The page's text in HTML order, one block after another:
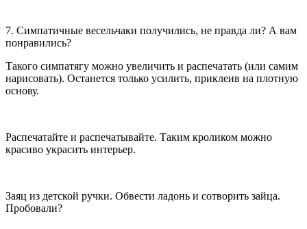
7. Симпатичные весельчаки получились, не правда ли? А вам
понравились?
Такого симпатягу можно увеличить и распечатать (или самим
нарисовать). Останется только усилить, приклеив на плотную
основу.
Распечатайте и распечатывайте. Таким кроликом можно
красиво украсить интерьер.
Заяц из детской ручки. Обвести ладонь и сотворить зайца.
Пробовали?